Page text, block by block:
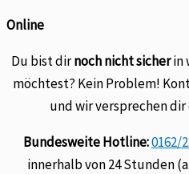
Online
Du bist dirnoch nicht sicherin
möchtest? Kein Problem!
und wir versprechen
Bundesweite Hotline:0162/
innerhalb von 24 Stunden